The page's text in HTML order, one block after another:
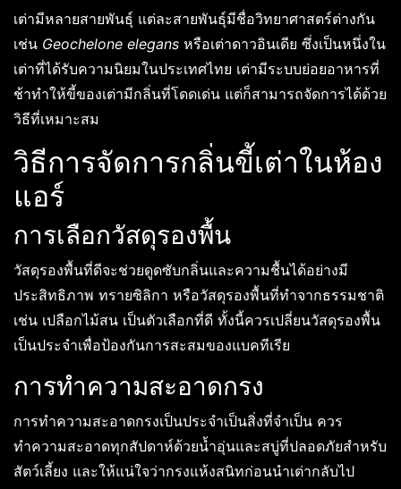
เต่ามีหลายสายพันธุ์ แต่ละสายพันธุ์มีชื่อวิทยาศาสตร์ต่างกัน
เช่น Geochelone elegans หรือเต่าดาวอินเดีย ซึ่งเป็นหนึ่งใน
เต่าที่ได้รับความนิยมในประเทศไทย เต่ามีระบบย่อยอาหารที่
ช้าทำให้ขี้ของเต่ามีกลิ่นที่โดดเด่น แต่ก็สามารถจัดการได้ด้วย
วิธีที่เหมาะสม
วิธีการจัดการกลิ่นขี้เต่าในห้อง
แอร์
การเลือกวัสดุรองพื้น
วัสดุรองพื้นที่ดีจะช่วยดูดซับกลิ่นและความชื้นได้อย่างมี
ประสิทธิภาพ ทรายซิลิกา หรือวัสดุรองพื้นที่ทำจากธรรมชาติ
เช่น เปลือกไม้สน เป็นตัวเลือกที่ดี ทั้งนี้ควรเปลี่ยนวัสดุรองพื้น
เป็นประจำเพื่อป้องกันการสะสมของแบคทีเรีย
การทำความสะอาดกรง
การทำความสะอาดกรงเป็นประจำเป็นสิ่งที่จำเป็น ควร
ทำความสะอาดทุกสัปดาห์ด้วยน้ำอุ่นและสบู่ที่ปลอดภัยสำหรับ
สัตว์เลี้ยง และให้แน่ใจว่ากรงแห้งสนิทก่อนนำเต่ากลับไป